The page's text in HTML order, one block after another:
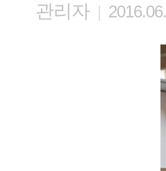
관리자 |